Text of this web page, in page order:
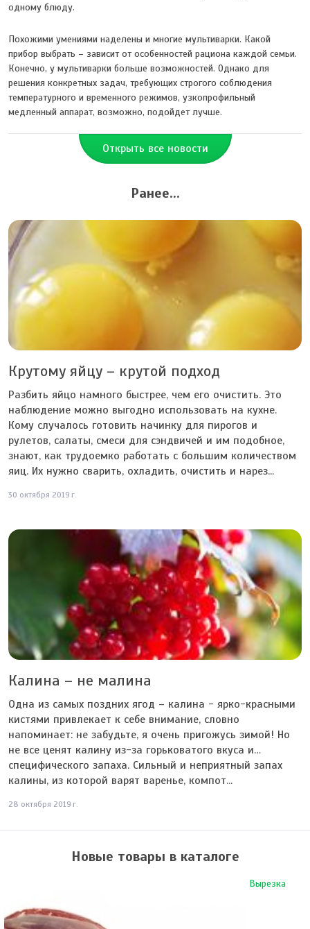
одному блюду.
Похожими умениями наделены и многие мультиварки. Какой
прибор выбрать – зависит от особенностей рациона каждой семьи.
Конечно, у мультиварки больше возможностей. Однако для
решения конкретных задач, требующих строгого соблюдения
температурного и временного режимов, узкопрофильный
медленный аппарат, возможно, подойдет лучше.
Открыть все новости
Ранее...
Крутому яйцу – крутой подход
Разбить яйцо намного быстрее, чем его очистить. Это
наблюдение можно выгодно использовать на кухне.
Кому случалось готовить начинку для пирогов и
рулетов, салаты, смеси для сэндвичей и им подобное,
знают, как трудоемко работать с большим количеством
яиц. Их нужно сварить, охладить, очистить и нарез...
30 октября 2019 г.
Калина – не малина
Одна из самых поздних ягод – калина - ярко-красными
кистями привлекает к себе внимание, словно
напоминает: не забудьте, я очень пригожусь зимой! Но
не все ценят калину из-за горьковатого вкуса и…
специфического запаха. Сильный и неприятный запах
калины, из которой варят варенье, компот...
28 октября 2019 г.
Новые товары в каталоге
Вырезка